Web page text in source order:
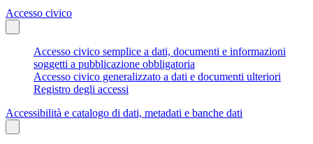
Accesso civico
Accesso civico semplice a dati, documenti e informazioni
soggetti a pubblicazione obbligatoria
Accesso civico generalizzato a dati e documenti ulteriori
Registro degli accessi
Accessibilità e catalogo di dati, metadati e banche dati